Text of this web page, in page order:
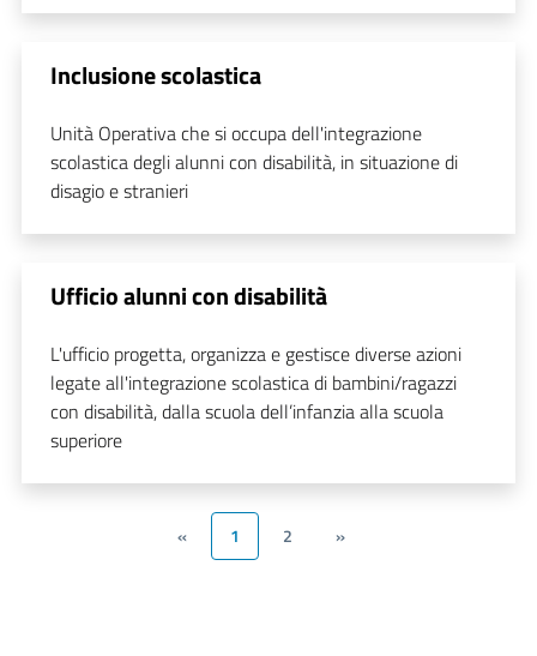
Inclusione scolastica
Unità Operativa che si occupa dell'integrazione
scolastica degli alunni con disabilità, in situazione di
disagio e stranieri
Ufficio alunni con disabilità
L'ufficio progetta, organizza e gestisce diverse azioni
legate all'integrazione scolastica di bambini/ragazzi
con disabilità, dalla scuola dell’infanzia alla scuola
superiore
« 1 2 »